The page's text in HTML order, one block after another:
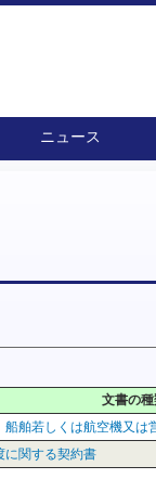
ニュース
文書の
舶若しくは航空機又は
に関する契約書